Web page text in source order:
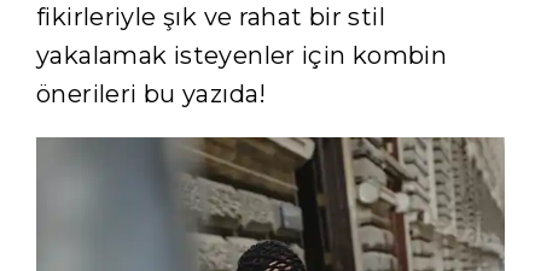
fikirleriyle şık ve rahat bir stil
yakalamak isteyenler için kombin
önerileri bu yazıda!